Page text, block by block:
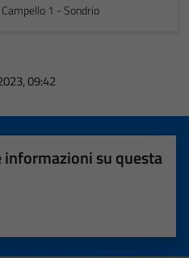
1 - Sondrio
09:42
informazioni su questa
su 5
5